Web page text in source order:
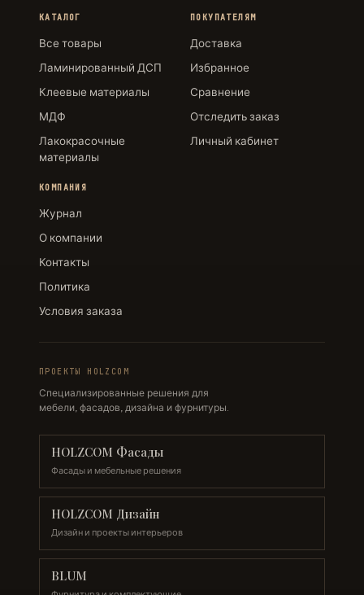
КАТАЛОГ
Все товары
Ламинированный ДСП
Клеевые материалы
МДФ
Лакокрасочные
материалы
ПОКУПАТЕЛЯМ
Доставка
Избранное
Сравнение
Отследить заказ
Личный кабинет
КОМПАНИЯ
Журнал
О компании
Контакты
Политика
Условия заказа
ПРОЕКТЫ HOLZCOM
Специализированные решения для
мебели, фасадов, дизайна и фурнитуры.
HOLZCOM Фасады
Фасады и мебельные решения
HOLZCOM Дизайн
Дизайн и проекты интерьеров
BLUM